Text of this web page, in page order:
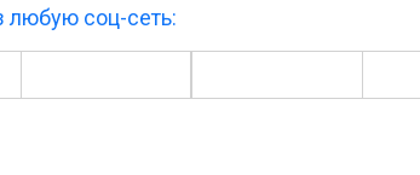
любую соц-сеть: